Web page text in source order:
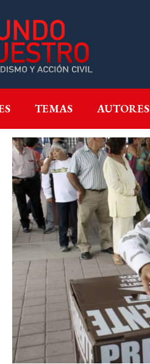
TEMAS AUTORES
INICIO SECCIONES